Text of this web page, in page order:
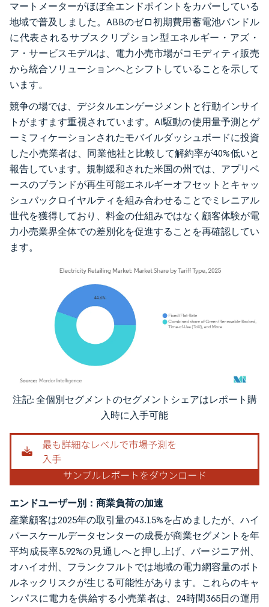
マートメーターがほぼ全エンドポイントをカバーしている
地域で普及しました。ABBのゼロ初期費用蓄電池バンドル
に代表されるサブスクリプション型エネルギー・アズ・
ア・サービスモデルは、電力小売市場がコモディティ販売
から統合ソリューションへとシフトしていることを示して
います。
競争の場では、デジタルエンゲージメントと行動インサイ
トがますます重視されています。AI駆動の使用量予測とゲ
ーミフィケーションされたモバイルダッシュボードに投資
した小売業者は、同業他社と比較して解約率が40%低いと
報告しています。規制緩和された米国の州では、アプリベ
ースのブランドが再生可能エネルギーオフセットとキャッ
シュバックロイヤルティを組み合わせることでミレニアル
世代を獲得しており、料金の仕組みではなく顧客体験が電
力小売業界全体での差別化を促進することを再確認してい
ます。
画像 © Mordor Intelligence。再利用にはCC BY 4.0の表示が必要です。
注記: 全個別セグメントのセグメントシェアはレポート購
入時に入手可能
エンドユーザー別：商業負荷の加速
産業顧客は2025年の取引量の43.15%を占めましたが、ハイ
パースケールデータセンターの成長が商業セグメントを年
平均成長率5.92%の見通しへと押し上げ、バージニア州、
オハイオ州、フランクフルトでは地域の電力網容量のボト
ルネックリスクが生じる可能性があります。これらのキャ
ンパスに電力を供給する小売業者は、24時間365日の運用